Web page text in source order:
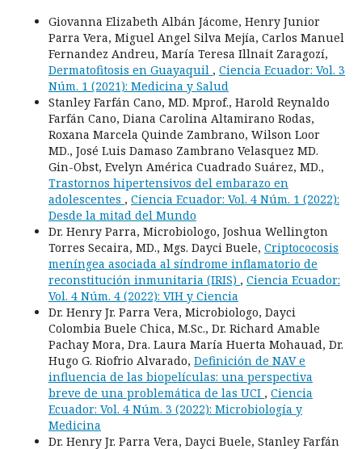
Giovanna Elizabeth Albán Jácome, Henry Junior
Parra Vera, Miguel Angel Silva Mejía, Carlos Manuel
Fernandez Andreu, María Teresa Illnait Zaragozí,
Dermatofitosis en Guayaquil , Ciencia Ecuador: Vol. 3
Núm. 1 (2021): Medicina y Salud
Stanley Farfán Cano, MD. Mprof., Harold Reynaldo
Farfán Cano, Diana Carolina Altamirano Rodas,
Roxana Marcela Quinde Zambrano, Wilson Loor
MD., José Luis Damaso Zambrano Velasquez MD.
Gin-Obst, Evelyn América Cuadrado Suárez, MD.,
Trastornos hipertensivos del embarazo en
adolescentes , Ciencia Ecuador: Vol. 4 Núm. 1 (2022):
Desde la mitad del Mundo
Dr. Henry Parra, Microbiologo, Joshua Wellington
Torres Secaira, MD., Mgs. Dayci Buele, Criptococosis
meníngea asociada al síndrome inflamatorio de
reconstitución inmunitaria (IRIS) , Ciencia Ecuador:
Vol. 4 Núm. 4 (2022): VIH y Ciencia
Dr. Henry Jr. Parra Vera, Microbiologo, Dayci
Colombia Buele Chica, M.Sc., Dr. Richard Amable
Pachay Mora, Dra. Laura María Huerta Mohauad, Dr.
Hugo G. Riofrio Alvarado, Definición de NAV e
influencia de las biopelículas: una perspectiva
breve de una problemática de las UCI , Ciencia
Ecuador: Vol. 4 Núm. 3 (2022): Microbiología y
Medicina
Dr. Henry Jr. Parra Vera, Dayci Buele, Stanley Farfán